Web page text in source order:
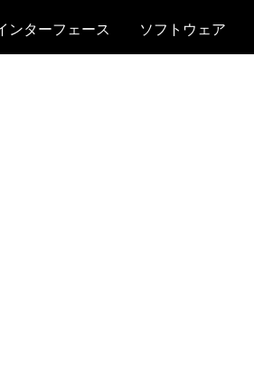
ンターフェース ソフトウェア